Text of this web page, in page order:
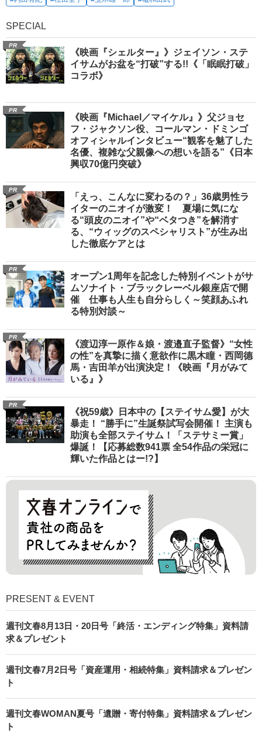
SPECIAL
PR
《映画『シェルター』》ジェイソン・ステ
イサムがお盆を“打破”する!!《「眠眠打破」
コラボ》
PR
《映画『Michael／マイケル』》父ジョセ
フ・ジャクソン役、コールマン・ドミンゴ
オフィシャルインタビュー“観客を魅了した
名優、複雑な父親像への想いを語る”《日本
興収70億円突破》
PR
「えっ、こんなに変わるの？」36歳男性ラ
イターのニオイが激変！ 夏場に気にな
る“頭皮のニオイ”や“ベタつき”を解消す
る、“ウィッグのスペシャリスト”が生み出
した徹底ケアとは
PR
オープン1周年を記念した特別イベントがサ
ムソナイト・ブラックレーベル銀座店で開
催 仕事も人生も自分らしく～笑顔あふれ
る特別対談～
PR
《渡辺淳一原作＆娘・渡邉直子監督》“女性
の性”を真摯に描く意欲作に黒木瞳・西岡德
馬・吉田羊が出演決定！《映画『月がみて
いる』》
PR
《祝59歳》日本中の【ステイサム愛】が大
暴走！ “勝手に”生誕祭試写会開催！ 主演も
助演も全部ステイサム！「ステサミー賞」
爆誕！【応募総数941票 全54作品の栄冠に
輝いた作品とはー!?】
PRESENT & EVENT
週刊文春8月13日・20日号「終活・エンディング特集」資料請
求＆プレゼント
週刊文春7月2日号「資産運用・相続特集」資料請求＆プレゼン
ト
週刊文春WOMAN夏号「遺贈・寄付特集」資料請求＆プレゼン
ト